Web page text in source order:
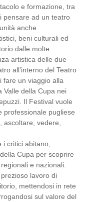
e formazione, tra
pensare ad un teatro
anche
beni culturali ed
dalle molte
artistica delle due
all’interno del Teatro
fare un viaggio alla
Valle della Cupa nei
Il Festival vuole
professionale pugliese
vedere,
critici abitano,
Cupa per scoprire
e nazionali.
lavoro di
mettendosi in rete
sul valore del